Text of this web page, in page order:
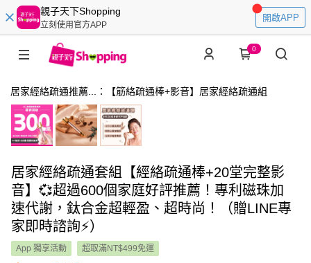
親子天下Shopping
立刻使用官方APP
開啟APP
0
居家經絡疏通推薦...：【筋絡疏通棒+影音】居家經絡疏通組
居家經絡疏通套組【經絡疏通棒+20堂完整影
音】💞超過600個家庭好評推薦！專利磁珠加
速代謝，鈦合金超輕盈、超時尚！（贈LINE專
家即時諮詢⚡）
App 獨享活動 超取滿NT$499免運